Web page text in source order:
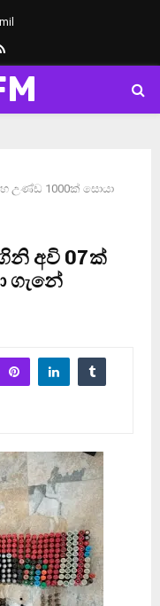
Rss
උණ්ඩ 1000ක් සොයා
අවි 07ක්
ගැනේ